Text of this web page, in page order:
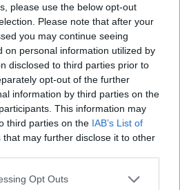
please use the below opt-out
Please note that after your
you may continue seeing
on personal information utilized by
disclosed to third parties prior to
opt-out of the further
information by third parties on the
This information may
third parties on the IAB’s List of
that may further disclose it to other
app uses one or more Google
Opt Outs